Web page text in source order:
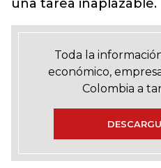
una tarea inaplazable.
Toda la
económico,
Colombia a